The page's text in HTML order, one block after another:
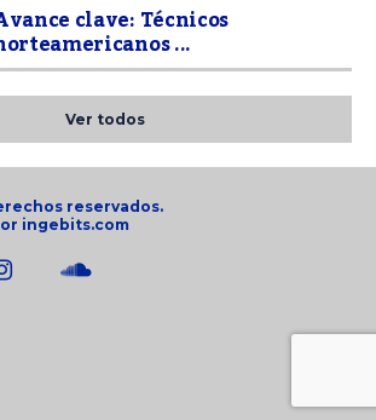
clave: Técnicos
...
Ver todos
reservados.
ingebits.com